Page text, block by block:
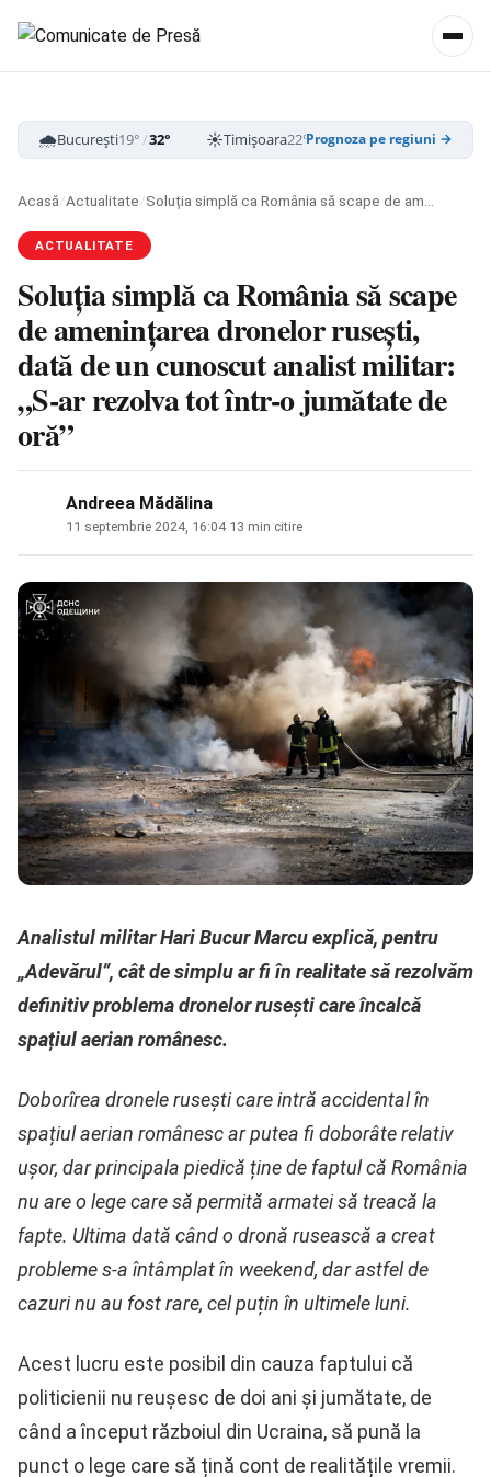
🌧️București19°/32° ☀️Timișoara22°/33° ☁️Cluj-Napoca
Prognoza pe regiuni →
Acasă/Actualitate/
ACTUALITATE
Soluția simplă ca România să scape
de amenințarea dronelor rusești,
dată de un cunoscut analist militar:
„S-ar rezolva tot într-o jumătate de
oră”
Andreea Mădălina
11 septembrie 2024, 16:04· 13 min citire
Analistul militar Hari Bucur Marcu explică, pentru
„Adevărul”, cât de simplu ar fi în realitate să rezolvăm
definitiv problema dronelor rusești care încalcă
spațiul aerian românesc.
Doborîrea dronele rusești care intră accidental în
spațiul aerian românesc ar putea fi doborâte relativ
ușor, dar principala piedică ține de faptul că România
nu are o lege care să permită armatei să treacă la
fapte. Ultima dată când o dronă rusească a creat
probleme s-a întâmplat în weekend, dar astfel de
cazuri nu au fost rare, cel puțin în ultimele luni.
Acest lucru este posibil din cauza faptului că
politicienii nu reușesc de doi ani și jumătate, de
când a început războiul din Ucraina, să pună la
punct o lege care să țină cont de realitățile vremii.